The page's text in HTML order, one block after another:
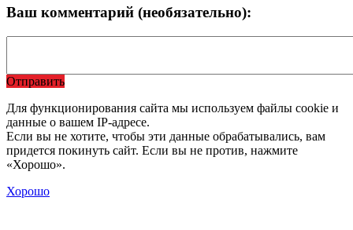
Ваш комментарий (необязательно):
Отправить
Для функционирования сайта мы используем файлы cookie и
данные о вашем IP-адресе.
Если вы не хотите, чтобы эти данные обрабатывались, вам
придется покинуть сайт. Если вы не против, нажмите
«Хорошо».
Хорошо